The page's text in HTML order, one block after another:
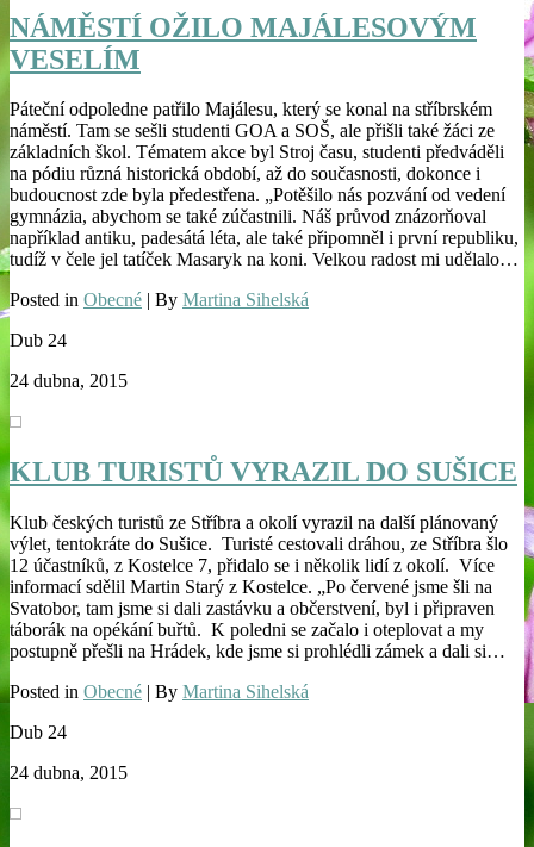
NÁMĚSTÍ OŽILO MAJÁLESOVÝM
VESELÍM
Páteční odpoledne patřilo Majálesu, který se konal na stříbrském
náměstí. Tam se sešli studenti GOA a SOŠ, ale přišli také žáci ze
základních škol. Tématem akce byl Stroj času, studenti předváděli
na pódiu různá historická období, až do současnosti, dokonce i
budoucnost zde byla předestřena. „Potěšilo nás pozvání od vedení
gymnázia, abychom se také zúčastnili. Náš průvod znázorňoval
například antiku, padesátá léta, ale také připomněl i první republiku,
tudíž v čele jel tatíček Masaryk na koni. Velkou radost mi udělalo…
Posted in Obecné | By Martina Sihelská
Dub 24
24 dubna, 2015
KLUB TURISTŮ VYRAZIL DO SUŠICE
Klub českých turistů ze Stříbra a okolí vyrazil na další plánovaný
výlet, tentokráte do Sušice. Turisté cestovali dráhou, ze Stříbra šlo
12 účastníků, z Kostelce 7, přidalo se i několik lidí z okolí. Více
informací sdělil Martin Starý z Kostelce. „Po červené jsme šli na
Svatobor, tam jsme si dali zastávku a občerstvení, byl i připraven
táborák na opékání buřtů. K poledni se začalo i oteplovat a my
postupně přešli na Hrádek, kde jsme si prohlédli zámek a dali si…
Posted in Obecné | By Martina Sihelská
Dub 24
24 dubna, 2015